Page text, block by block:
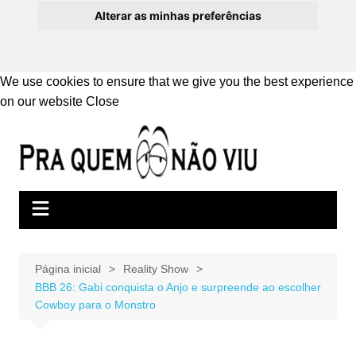
Alterar as minhas preferências
We use cookies to ensure that we give you the best experience
on our website Close
Página inicial
Reality Show
BBB 26: Gabi conquista o Anjo e surpreende ao escolher
Cowboy para o Monstro